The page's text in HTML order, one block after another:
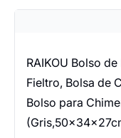
RAIKOU Bolso
Fieltro, Bolsa de
Bolso para